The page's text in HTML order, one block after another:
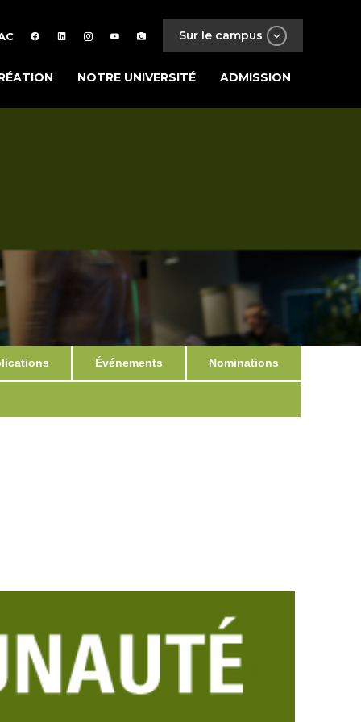
Sur le campus
NOTRE UNIVERSITÉ ADMISSION
Événements Nominations